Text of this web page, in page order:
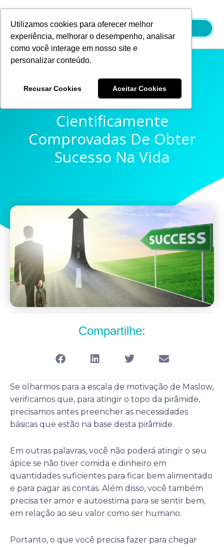
Utilizamos cookies para oferecer melhor
experiência, melhorar o desempenho, analisar
como você interage em nosso site e
personalizar conteúdo.
Recusar Cookies Aceitar Cookies
conteúdo
7 Maneiras
Cientificamente
Comprovadas De Obter
Sucesso Na Vida
Compartilhe:
Se olharmos para a escala de motivação de Maslow,
verificamos que, para atingir o topo da pirâmide,
precisamos antes preencher as necessidades
básicas que estão na base desta pirâmide.
Em outras palavras, você não poderá atingir o seu
ápice se não tiver comida e dinheiro em
quantidades suficientes para ficar bem alimentado
e para pagar as contas. Além disso, você também
precisa ter amor e autoestima para se sentir bem,
em relação ao seu valor como ser humano.
Portanto, o que você precisa fazer para chegar